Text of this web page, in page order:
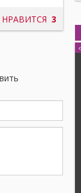
НРАВИТСЯ 3